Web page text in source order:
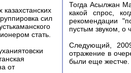
сил
стать.
от
Тогда Асылжан
какой спрос,
рекомендации
пустым звуком, о
Следующий,
отражение в
были еще жестче.